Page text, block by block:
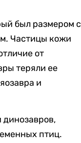
был размером с
Частицы кожи
от
теряли ее
и
птиц.